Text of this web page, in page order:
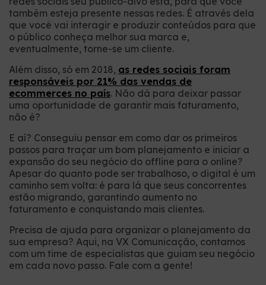
também esteja presente nessas redes. É através dela
que você vai interagir e produzir conteúdos para que
o público conheça melhor sua marca e,
eventualmente, torne-se um cliente.
Além disso, só em 2018, as redes sociais foram
responsáveis por 21% das vendas de
ecommerces no país. Não dá para deixar passar
uma oportunidade de garantir mais faturamento,
não é?
E aí? Conseguiu pensar em como dar os primeiros
passos para traçar um bom planejamento e iniciar a
expansão do seu negócio do offline para o online?
Apesar do quanto pode ser trabalhoso, o digital é um
caminho sem volta: é para lá que seus concorrentes
estão migrando, garantindo aumento no
faturamento e conquistando mais clientes.
Precisa de ajuda para organizar o planejamento da
sua empresa? Aqui, na VX Comunicação, contamos
com um time de especialistas que guiam seu negócio
em cada novo passo. Fale com a gente!